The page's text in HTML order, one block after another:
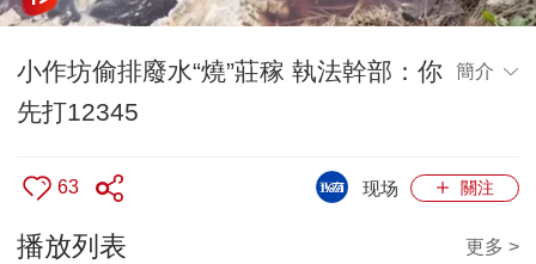
小作坊偷排廢水“燒”莊稼 執法幹部：你
先打12345
簡介
63 關注
现场
播放列表 更多 >